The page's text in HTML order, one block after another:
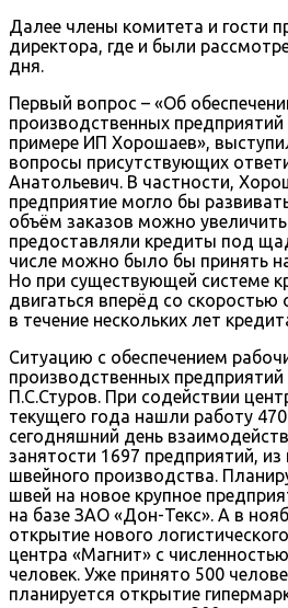
Далее члены комитета и гости
директора, где и были
дня.
Первый вопрос – «Об
производственных
примере ИП Хорошаев»,
вопросы присутствующих
Анатольевич. В частности,
предприятие могло бы
объём заказов можно
предоставляли кредиты под
числе можно было бы принять
Но при существующей системе
двигаться вперёд со скоростью
в течение нескольких лет
Ситуацию с обеспечением
производственных
П.С.Стуров. При содействии
текущего года нашли работу
сегодняшний день
занятости 1697 предприятий,
швейного производства.
швей на новое крупное
на базе ЗАО «Дон-Текс». А в
открытие нового
центра «Магнит» с
человек. Уже принято 500
планируется открытие